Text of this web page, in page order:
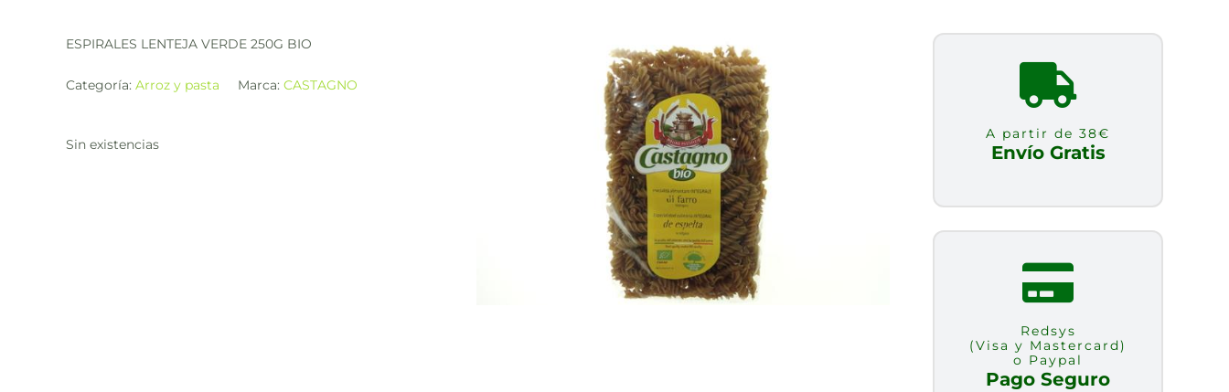
ESPIRALES LENTEJA VERDE 250G BIO
Categoría: Arroz y pasta Marca: CASTAGNO
Sin existencias
A partir de 38€
Envío Gratis
Redsys
(Visa y Mastercard)
o Paypal
Pago Seguro